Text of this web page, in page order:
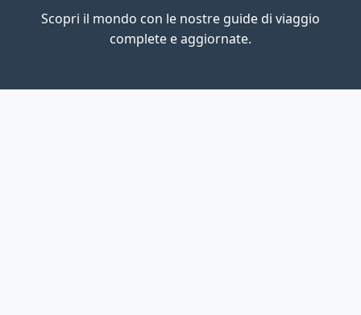
Scopri il mondo con le nostre guide di viaggio
complete e aggiornate.